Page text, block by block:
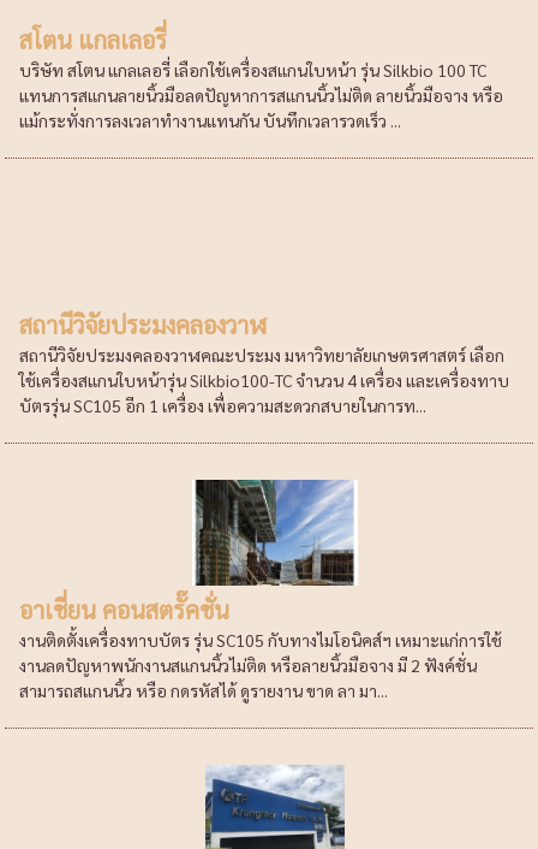
สโตน แกลเลอรี่
บริษัท สโตน แกลเลอรี่ เลือกใช้เครื่องสแกนใบหน้า รุ่น Silkbio 100 TC
แทนการสแกนลายนิ้วมือลดปัญหาการสแกนนิ้วไม่ติด ลายนิ้วมือจาง หรือ
แม้กระทั่งการลงเวลาทำงานแทนกัน บันทึกเวลารวดเร็ว ...
สถานีวิจัยประมงคลองวาฬ
สถานีวิจัยประมงคลองวาฬคณะประมง มหาวิทยาลัยเกษตรศาสตร์ เลือก
ใช้เครื่องสแกนใบหน้ารุ่น Silkbio100-TC จำนวน 4 เครื่อง และเครื่องทาบ
บัตรรุ่น SC105 อีก 1 เครื่อง เพื่อความสะดวกสบายในการท...
อาเชี่ยน คอนสตรั๊คชั่น
งานติดตั้งเครื่องทาบบัตร รุ่น SC105 กับทางไมโอนิคส์ฯ เหมาะแก่การใช้
งานลดปัญหาพนักงานสแกนนิ้วไม่ติด หรือลายนิ้วมือจาง มี 2 ฟังค์ชั่น
สามารถสแกนนิ้ว หรือ กดรหัสได้ ดูรายงาน ขาด ลา มา...